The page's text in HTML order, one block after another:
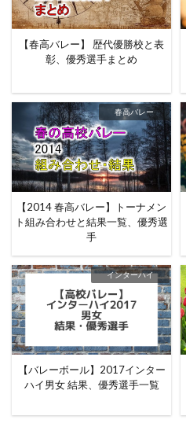
【春高バレー】 歴代優勝校と表
彰、優秀選手まとめ
春高バレー
【2014 春高バレー】トーナメン
ト組み合わせと結果一覧、優秀選
手
インターハイ
【バレーボール】2017インター
ハイ男女 結果、優秀選手一覧